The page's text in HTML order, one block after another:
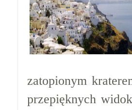
zatopionym
przepięknych